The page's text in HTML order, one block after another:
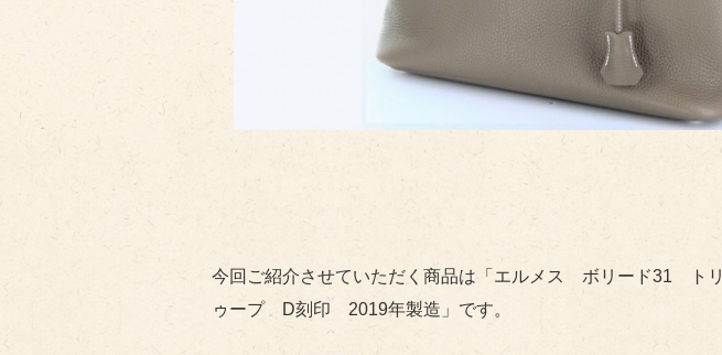
今回ご紹介させていただく商品は「エルメス ボリード31 ト
ゥープ D刻印 2019年製造」です。